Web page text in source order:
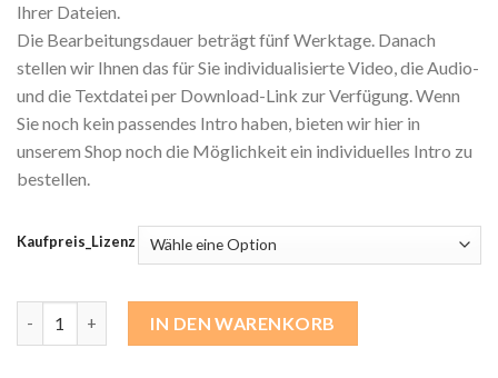
Ihrer Dateien.
Die Bearbeitungsdauer beträgt fünf Werktage. Danach
stellen wir Ihnen das für Sie individualisierte Video, die Audio-
und die Textdatei per Download-Link zur Verfügung. Wenn
Sie noch kein passendes Intro haben, bieten wir hier in
unserem Shop noch die Möglichkeit ein individuelles Intro zu
bestellen.
Kaufpreis_Lizenz
IN DEN WARENKORB